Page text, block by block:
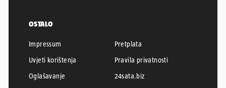
OSTALO
Impressum
Pretplata
Uvjeti korištenja
Pravila privatnosti
Oglašavanje
24sata.biz